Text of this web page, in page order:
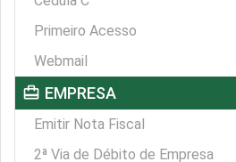
Primeiro Acesso
Webmail
card_travel EMPRESA
Emitir Nota Fiscal
2ª Via de Débito de Empresa